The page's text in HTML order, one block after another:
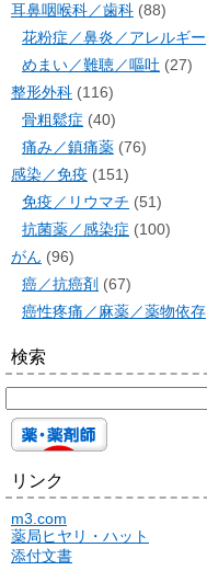
耳鼻咽喉科／歯科 (88)
花粉症／鼻炎／アレルギー
めまい／難聴／嘔吐 (27)
整形外科 (116)
骨粗鬆症 (40)
痛み／鎮痛薬 (76)
感染／免疫 (151)
免疫／リウマチ (51)
抗菌薬／感染症 (100)
がん (96)
癌／抗癌剤 (67)
癌性疼痛／麻薬／薬物依存
検索
リンク
m3.com
薬局ヒヤリ・ハット
添付文書